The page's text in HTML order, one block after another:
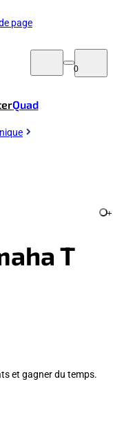
page
0
Quad
T
+
et gagner du temps.